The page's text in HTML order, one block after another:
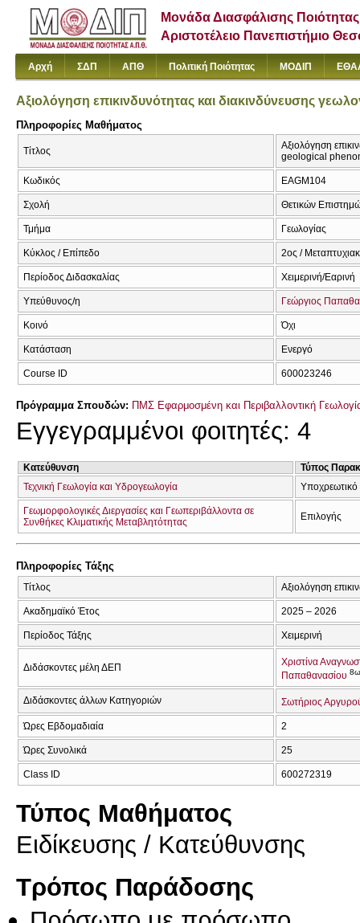
Μονάδα Διασφάλισης Ποιότητας
Αριστοτέλειο Πανεπιστήμιο
Αρχή ΣΔΠ ΑΠΘ Πολιτική Ποιότητας ΜΟΔΙΠ
Αξιολόγηση επικινδυνότητας και διακινδύνευσης
Πληροφορίες Μαθήματος
Τίτλος
Αξιολόγηση
geological
Κωδικός EAGΜ104
Σχολή Θετικών
Τμήμα Γεωλογίας
Κύκλος / Επίπεδο 2ος /
Περίοδος Διδασκαλίας Χειμερινή/Εαρινή
Υπεύθυνος/η Γεώργιος
Κοινό Όχι
Κατάσταση Ενεργό
Course ID 600023246
Πρόγραμμα Σπουδών: ΠΜΣ Εφαρμοσμένη και Περιβαλλοντική
Εγγεγραμμένοι φοιτητές: 4
Κατεύθυνση
Τύπος
Τεχνική Γεωλογία και Υδρογεωλογία
Υποχρεωτικό
Γεωμορφολογικές Διεργασίες και Γεωπεριβάλλοντα σε
Συνθήκες Κλιματικής Μεταβλητότητας
Επιλογής
Πληροφορίες Τάξης
Τίτλος Αξιολόγηση
Ακαδημαϊκό Έτος 2025 – 2026
Περίοδος Τάξης Χειμερινή
Διδάσκοντες μέλη ΔΕΠ
Χριστίνα
Παπαθανασίου
Διδάσκοντες άλλων Κατηγοριών Σωτήριος
Ώρες Εβδομαδιαία 2
Ώρες Συνολικά 25
Class ID 600272319
Τύπος Μαθήματος
Eιδίκευσης / Kατεύθυνσης
Τρόπος Παράδοσης